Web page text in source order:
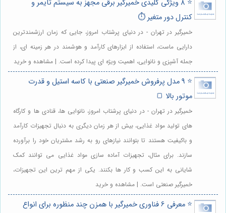
⭐️ 8 ویژگی کلیدی خمیرگیر برقی مجهز به سیستم تایمر و
کنترل دور متغیر ⏱️
خمیرگیر در تهران - در دنیای پرشتاب امروز، جایی که زمان ارزشمندترین
دارایی ماست، استفاده از ابزارهای کارآمد و هوشمند در هر زمینه ای، از
جمله آشپزی و نانوایی، اهمیت ویژه ای پیدا کرده است. | مشاهده و خرید
⭐️ 9 مدل پرفروش خمیرگیر صنعتی با کاسه استیل و قدرت
موتور بالا 🍞
خمیرگیر در تهران - در دنیای پرشتاب امروز، نانوایی ها، قنادی ها و کارگاه
های تولید مواد غذایی، بیش از هر زمان دیگری به دنبال تجهیزات کارآمد
و باکیفیت هستند تا بتوانند نیازهای رو به رشد مشتریان خود را برآورده
سازند. برای مثال، تجهیزات آماده سازی مواد غذایی می توانند کمک
شایانی به این کسب و کار ها بکنند. یکی از مهم ترین این تجهیزات،
خمیرگیر صنعتی است. | مشاهده و خرید
⭐️ معرفی 6 فناوری خمیرگیر با همزن چند منظوره برای انواع